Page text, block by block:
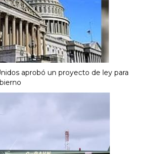
aprobó un proyecto de ley para